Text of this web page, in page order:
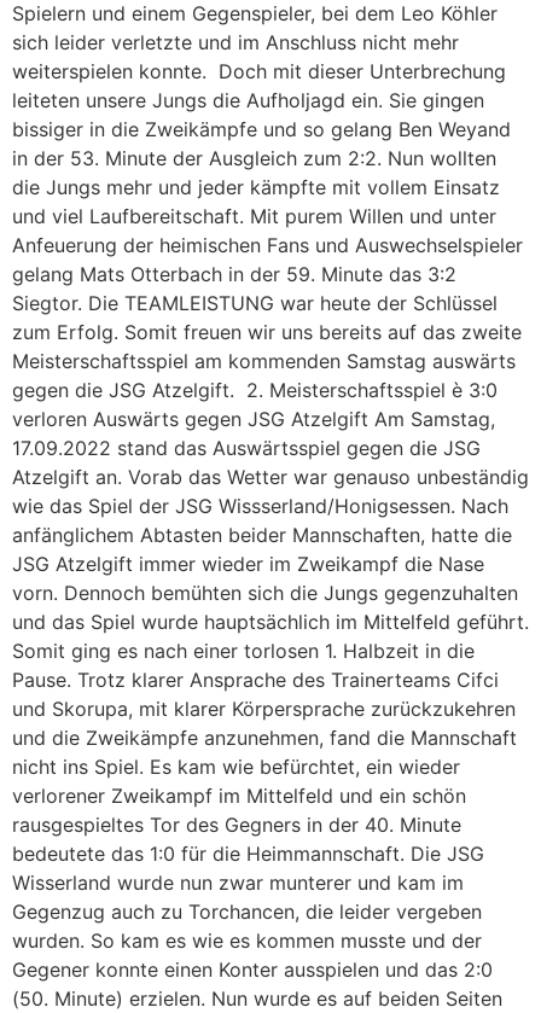
Spielern und einem Gegenspieler, bei dem Leo Köhler
sich leider verletzte und im Anschluss nicht mehr
weiterspielen konnte. Doch mit dieser Unterbrechung
leiteten unsere Jungs die Aufholjagd ein. Sie gingen
bissiger in die Zweikämpfe und so gelang Ben Weyand
in der 53. Minute der Ausgleich zum 2:2. Nun wollten
die Jungs mehr und jeder kämpfte mit vollem Einsatz
und viel Laufbereitschaft. Mit purem Willen und unter
Anfeuerung der heimischen Fans und Auswechselspieler
gelang Mats Otterbach in der 59. Minute das 3:2
Siegtor. Die TEAMLEISTUNG war heute der Schlüssel
zum Erfolg. Somit freuen wir uns bereits auf das zweite
Meisterschaftsspiel am kommenden Samstag auswärts
gegen die JSG Atzelgift. 2. Meisterschaftsspiel è 3:0
verloren Auswärts gegen JSG Atzelgift Am Samstag,
17.09.2022 stand das Auswärtsspiel gegen die JSG
Atzelgift an. Vorab das Wetter war genauso unbeständig
wie das Spiel der JSG Wissserland/Honigsessen. Nach
anfänglichem Abtasten beider Mannschaften, hatte die
JSG Atzelgift immer wieder im Zweikampf die Nase
vorn. Dennoch bemühten sich die Jungs gegenzuhalten
und das Spiel wurde hauptsächlich im Mittelfeld geführt.
Somit ging es nach einer torlosen 1. Halbzeit in die
Pause. Trotz klarer Ansprache des Trainerteams Cifci
und Skorupa, mit klarer Körpersprache zurückzukehren
und die Zweikämpfe anzunehmen, fand die Mannschaft
nicht ins Spiel. Es kam wie befürchtet, ein wieder
verlorener Zweikampf im Mittelfeld und ein schön
rausgespieltes Tor des Gegners in der 40. Minute
bedeutete das 1:0 für die Heimmannschaft. Die JSG
Wisserland wurde nun zwar munterer und kam im
Gegenzug auch zu Torchancen, die leider vergeben
wurden. So kam es wie es kommen musste und der
Gegener konnte einen Konter ausspielen und das 2:0
(50. Minute) erzielen. Nun wurde es auf beiden Seiten